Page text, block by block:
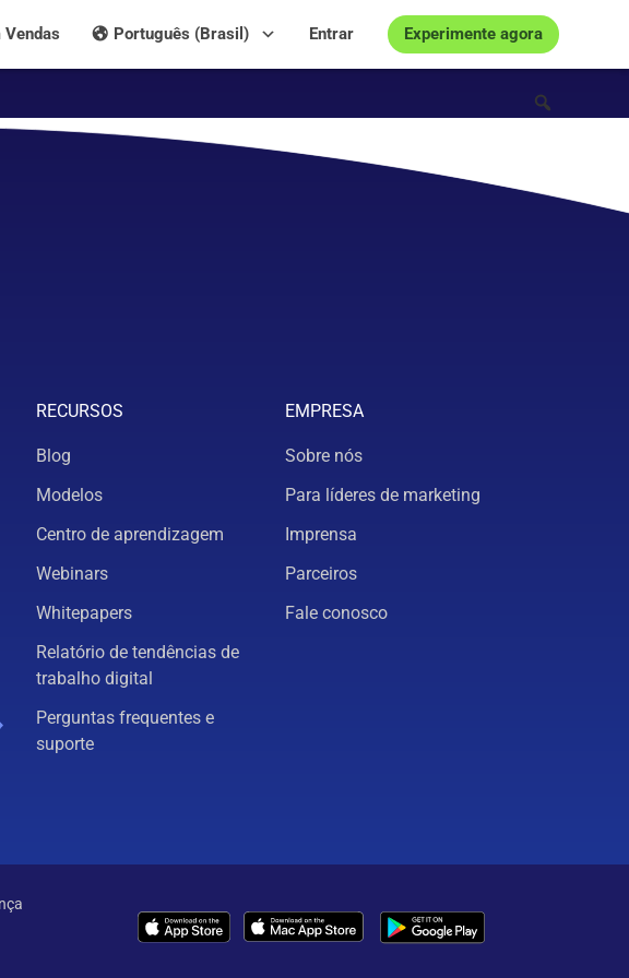
Experimente agora
Entrar
Português (Brasil)
Vendas
RECURSOS
Blog
Modelos
Centro de aprendizagem
Webinars
Whitepapers
Relatório de tendências de
trabalho digital
Perguntas frequentes e
suporte
EMPRESA
Sobre nós
Para líderes de marketing
Imprensa
Parceiros
Fale conosco